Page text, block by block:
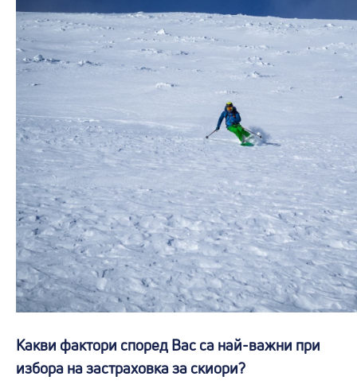
Какви фактори според Вас са най-важни при
избора на застраховка за скиори?